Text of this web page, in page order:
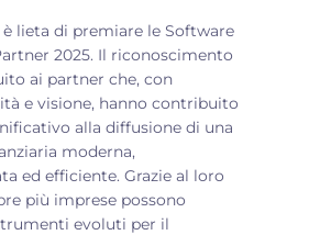
lieta di premiare le Software
2025. Il riconoscimento
ai partner che, con
e visione, hanno contribuito
alla diffusione di una
moderna,
ed efficiente. Grazie al loro
più imprese possono
evoluti per il